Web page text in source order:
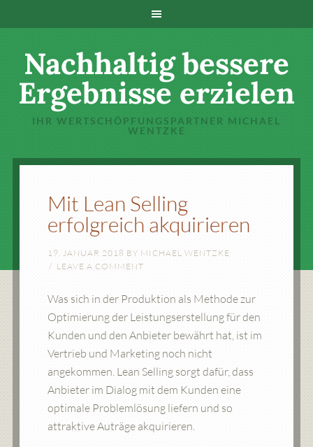
Nachhaltig bessere
Ergebnisse erzielen
IHR WERTSCHÖPFUNGSPARTNER MICHAEL
WENTZKE
Mit Lean Selling
erfolgreich akquirieren
19. JANUAR 2018 BY MICHAEL WENTZKE
LEAVE A COMMENT
Was sich in der Produktion als Methode zur
Optimierung der Leistungserstellung für den
Kunden und den Anbieter bewährt hat, ist im
Vertrieb und Marketing noch nicht
angekommen. Lean Selling sorgt dafür, dass
Anbieter im Dialog mit dem Kunden eine
optimale Problemlösung liefern und so
attraktive Auträge akquirieren.